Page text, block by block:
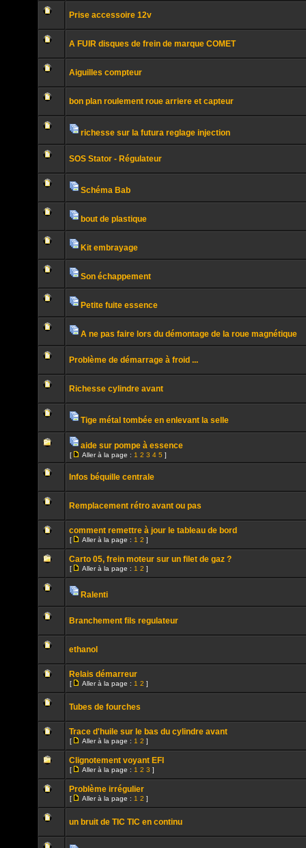
non
jointes
Aucun
non
Prise accessoire 12v
Aucun
non
A FUIR disques de frein de marque COMET
Aucun
non
Aiguilles compteur
Aucun
non
bon plan roulement roue arriere et capteur
Aucun
non
jointes
richesse sur la futura reglage injection
Aucun
non
SOS Stator - Régulateur
Aucun
non
jointes
Schéma Bab
Aucun
non
jointes
bout de plastique
Aucun
non
jointes
Kit embrayage
Aucun
non
jointes
Son échappement
Aucun
non
jointes
Petite fuite essence
Aucun
non
jointes
A ne pas faire lors du démontage de la roue magnétique
Aucun
non
Problème de démarrage à froid ...
Aucun
non
Richesse cylindre avant
Aucun
message
non
Pièces
jointes
Tige métal tombée en enlevant la selle
Aucun
non
Pièces
jointes
aide sur pompe à essence
[
Aller
la
Aller à la page : 1 2 3 4 5 ]
Aucun
non
Infos béquille centrale
Aucun
non
Remplacement rétro avant ou pas
Aucun
message
non
comment remettre à jour le tableau de bord
[
la
page
Aller à la page : 1 2 ]
Aucun
non
Carto 05, frein moteur sur un filet de gaz ?
[
page
Aller à la page : 1 2 ]
Aucun
non
jointes
Ralenti
Aucun
non
Branchement fils regulateur
Aucun
message
non
ethanol
Aucun
non
Relais démarreur
[
la
page
Aller à la page : 1 2 ]
Aucun
message
non
Tubes de fourches
Aucun
message
non
Trace d'huile sur le bas du cylindre avant
[
la
page
Aller à la page : 1 2 ]
Aucun
message
non
Clignotement voyant EFI
[
la
page
Aller à la page : 1 2 3 ]
Aucun
non
Problème irrégulier
[
la
page
Aller à la page : 1 2 ]
Aucun
un bruit de TIC TIC en continu